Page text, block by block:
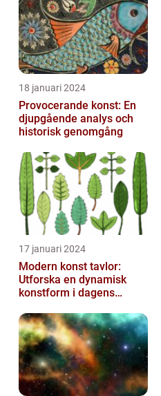
kommer ...
18 januari 2024
Provocerande konst: En
djupgående analys och
historisk genomgång
17 januari 2024
Modern konst tavlor:
Utforska en dynamisk
konstform i dagens